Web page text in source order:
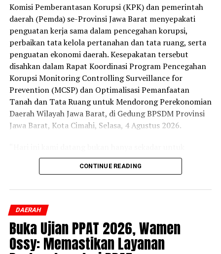
Komisi Pemberantasan Korupsi (KPK) dan pemerintah
daerah (Pemda) se-Provinsi Jawa Barat menyepakati
penguatan kerja sama dalam pencegahan korupsi,
perbaikan tata kelola pertanahan dan tata ruang, serta
penguatan ekonomi daerah. Kesepakatan tersebut
disahkan dalam Rapat Koordinasi Program Pencegahan
Korupsi Monitoring Controlling Surveillance for
Prevention (MCSP) dan Optimalisasi Pemanfaatan
Tanah dan Tata Ruang untuk Mendorong Perekonomian
Daerah Wilayah Jawa Barat, di Gedung BPSDM Provinsi
Jawa Barat, Kota Cimahi, Selasa, 4 Agustus 2026.
penandatanganan, tapi kami ingin menyatukan
komitmen, data, sistem, sumber daya, dan kewenangan
tata kelola yang transparan dan akuntabel,” ujar Staf
Ahli Bidang Pengembangan Kawasan, Dony Erwan
Brilianto.
Dony Erwan Brilianto menjelaskan, rencana aksi dalam
CONTINUE READING
DAERAH
Buka Ujian PPAT 2026, Wamen
Ossy: Memastikan Layanan